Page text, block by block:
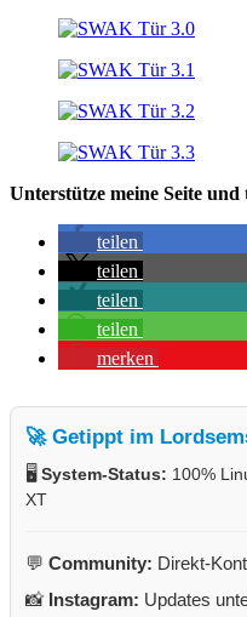
Unterstütze meine Seite und
teilen
teilen
teilen
teilen
merken
🚀 Getippt im
🖥️ System-Status: 100%
XT
💬 Community: Direkt-
📸 Instagram: Updates